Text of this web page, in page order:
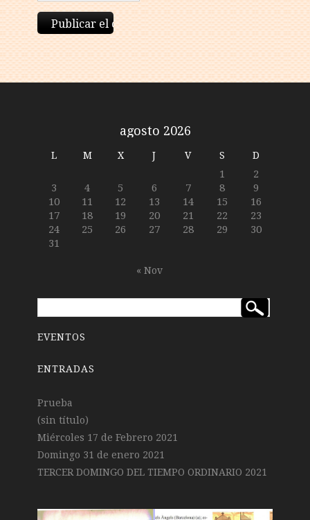
agosto 2026
L M X J V S D
1
2
3
4 5 6 7 8
9
10
11 12 13 14 15
16
17
18 19 20 21 22
23
24
25 26 27 28 29
30
31
« Nov
EVENTOS
ENTRADAS
Prueba
(sin título)
Miércoles 17 de Febrero 2021
Domingo 31 de enero 2021
TERCER DOMINGO DEL TIEMPO ORDINARIO 2021